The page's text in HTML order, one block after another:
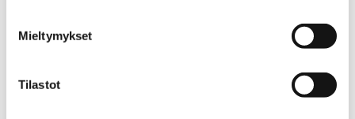
Mieltymykset
Tilastot
ammattitutkinto, liiketoiminnan